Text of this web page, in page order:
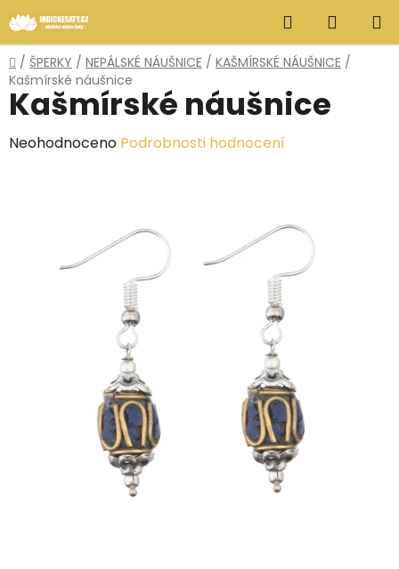
na
obsah
Hledat
KOŠÍK
Domů
/ ŠPERKY / NEPÁLSKÉ NÁUŠNICE / KAŠMÍRSKÉ NÁUŠNICE /
Kašmírské náušnice
Kašmírské náušnice
Průměrné
Neohodnoceno Podrobnosti hodnocení